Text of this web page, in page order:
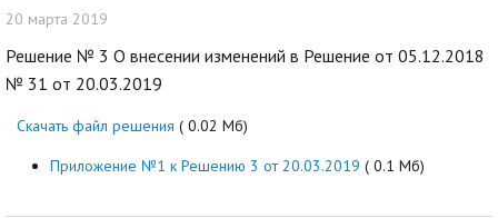
20 марта 2019
Решение № 3 О внесении изменений в Решение от 05.12.2018
№ 31 от 20.03.2019
Скачать файл решения ( 0.02 Мб)
Приложение №1 к Решению 3 от 20.03.2019 ( 0.1 Мб)